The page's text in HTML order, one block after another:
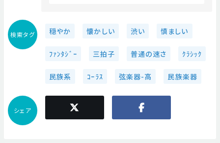
検索タグ 穏やか 懐かしい 渋い 慎ましい
ﾌｧﾝﾀｼﾞｰ 三拍子 普通の速さ ｸﾗｼｯｸ
民族系 ｺｰﾗｽ 弦楽器-高 民族楽器
シェア